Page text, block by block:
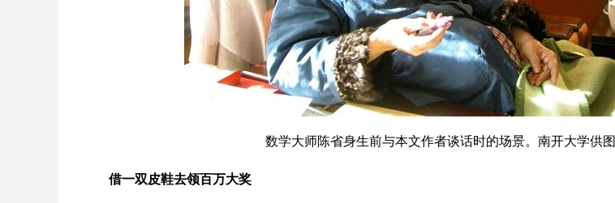
数学大师陈省身生前与本文作者谈话时的场景。南开大学供图
借一双皮鞋去领百万大奖